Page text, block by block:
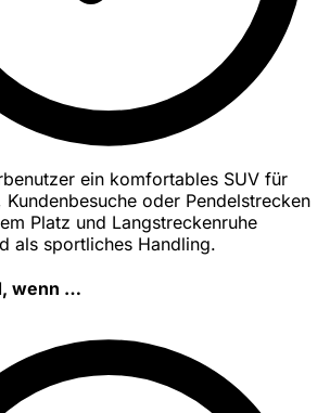
ein komfortables SUV für
Kundenbesuche oder Pendelstrecken
Platz und Langstreckenruhe
als sportliches Handling.
wenn …